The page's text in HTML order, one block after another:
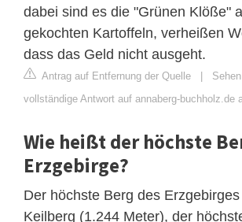
dabei sind es die "Grünen Klöße"
gekochten Kartoffeln, verheißen
dass das Geld nicht ausgeht.
Antrag auf Entfernung der Quelle |
vollständige Antwort auf annaberg-buchholz.de
Wie heißt der höchste
Erzgebirge?
Der höchste Berg des
Keilberg (1.244 Meter), der